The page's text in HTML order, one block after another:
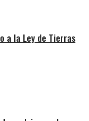
a la Ley de Tierras